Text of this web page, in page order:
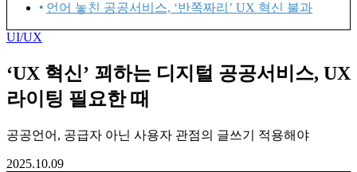
언어 놓친 공공서비스, ‘반쪽짜리’ UX 혁신 불과
UI/UX
‘UX 혁신’ 꾀하는 디지털 공공서비스, UX
라이팅 필요한 때
공공언어, 공급자 아닌 사용자 관점의 글쓰기 적용해야
2025.10.09